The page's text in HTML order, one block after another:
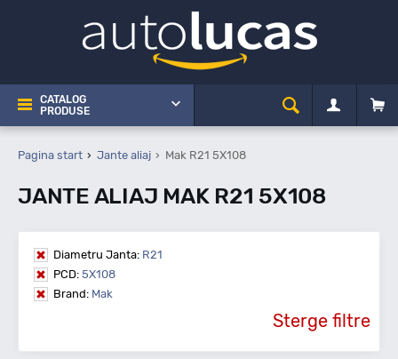
CATALOG
PRODUSE
Pagina start Jante aliaj Mak R21 5X108
JANTE ALIAJ MAK R21 5X108
Diametru Janta: R21
PCD: 5X108
Brand: Mak
Sterge filtre